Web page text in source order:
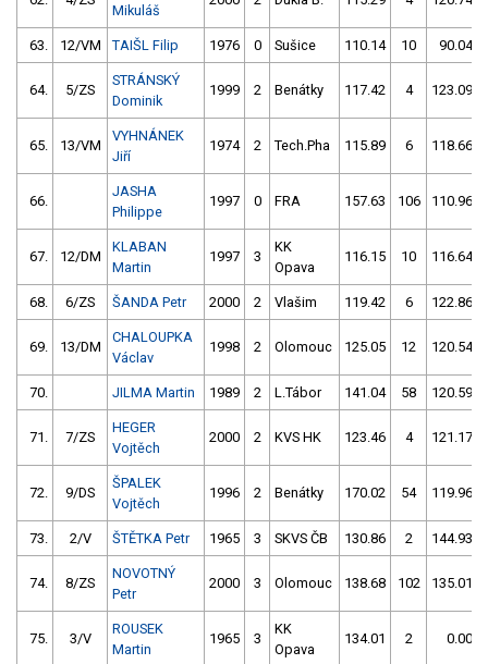
Mikuláš
63. 12/VM TAIŠL Filip 1976 0 Sušice 110.14 10 90.04
64. 5/ZS
STRÁNSKÝ
Dominik
1999 2 Benátky 117.42 4 123.09
65. 13/VM
VYHNÁNEK
Jiří
1974 2 Tech.Pha 115.89 6 118.66
66.
JASHA
Philippe
1997 0 FRA 157.63 106 110.96
67. 12/DM
KLABAN
Martin
1997 3
KK
Opava
116.15 10 116.64
68. 6/ZS ŠANDA Petr 2000 2 Vlašim 119.42 6 122.86
69. 13/DM
CHALOUPKA
Václav
1998 2 Olomouc 125.05 12 120.54
70. JILMA Martin 1989 2 L.Tábor 141.04 58 120.59
71. 7/ZS
HEGER
Vojtěch
2000 2 KVS HK 123.46 4 121.17
72. 9/DS
ŠPALEK
Vojtěch
1996 2 Benátky 170.02 54 119.96
73. 2/V ŠTĚTKA Petr 1965 3 SKVS ČB 130.86 2 144.93
74. 8/ZS
NOVOTNÝ
Petr
2000 3 Olomouc 138.68 102 135.01
75. 3/V
ROUSEK
Martin
1965 3
KK
Opava
134.01 2 0.00